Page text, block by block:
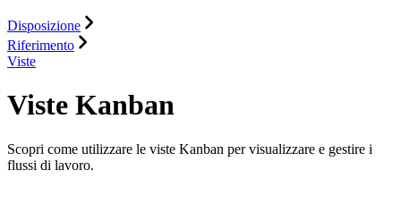
Disposizione
Riferimento
Viste
Viste Kanban
Scopri come utilizzare le viste Kanban per visualizzare e gestire i
flussi di lavoro.